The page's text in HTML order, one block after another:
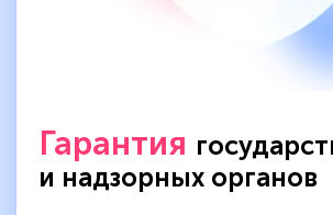
Гарантия
и надзорных органов